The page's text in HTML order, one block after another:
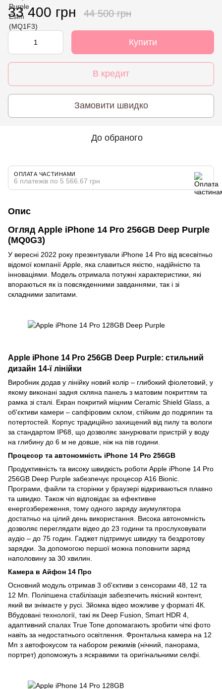
33 400 грн 44 500 грн
Купити
В кредит
Замовити швидко
До обраного
ОПЛАТА ЧАСТИНАМИ
6 платежів по 5 566.67 грн
Опис
Огляд Apple iPhone 14 Pro 256GB Deep Purple
(MQ0G3)
У вересні 2022 року презентували iPhone 14 Pro від всесвітньо
відомої компанії Apple, яка славиться якістю, надійністю та
інноваціями. Модель отримала потужні характеристики, які
впораються як із повсякденними завданнями, так і зі
складними запитами.
Apple iPhone 14 Pro 256GB Deep Purple: стильний
дизайн 14-ї лінійки
Виробник додав у лінійку новий колір – глибокий фіолетовий, у
якому виконані задня скляна панель з матовим покриттям та
рамка зі сталі. Екран покритий міцним Ceramic Shield Glass, а
об'єктиви камери – сапфіровим склом, стійким до подряпин та
потертостей. Корпус традиційно захищений від пилу та вологи
за стандартом IP68, що дозволяє занурювати пристрій у воду
на глибину до 6 м не довше, ніж на пів години.
Процесор та автономність iPhone 14 Pro 256GB
Продуктивність та високу швидкість роботи Apple iPhone 14 Pro
256GB Deep Purple забезпечує процесор A16 Bionic.
Програми, файли та сторінки у браузері відкриваються плавно
та швидко. Також чіп відповідає за ефективне
енергозбереження, тому одного заряду акумулятора
достатньо на цілий день використання. Висока автономність
дозволяє переглядати відео до 23 години та прослуховувати
аудіо – до 75 годин. Гаджет підтримує швидку та бездротову
зарядки. За допомогою першої можна поповнити заряд
наполовину за 30 хвилин.
Камера в Айфон 14 Про
Основний модуль отримав 3 об'єктиви з сенсорами 48, 12 та
12 Мп. Поліпшена стабілізація забезпечить якісний контент,
який ви знімаєте у русі. Зйомка відео можливе у форматі 4К.
Вбудовані технології, такі як Deep Fusion, Smart HDR 4,
адаптивний спалах True Tone допомагають зробити чіткі фото
навіть за недостатнього освітлення. Фронтальна камера на 12
Мп з автофокусом та набором режимів (нічний, панорама,
портрет) допоможуть з яскравими та оригінальними селфі.